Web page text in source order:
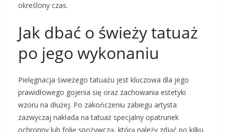
określony czas.
Jak dbać o świeży tatuaż
po jego wykonaniu
Pielęgnacja świeżego tatuażu jest kluczowa dla jego
prawidłowego gojenia się oraz zachowania estetyki
wzoru na dłużej. Po zakończeniu zabiegu artysta
zazwyczaj nakłada na tatuaż specjalny opatrunek
ochronny lub folię spożywczą, którą należy zdjąć po kilku